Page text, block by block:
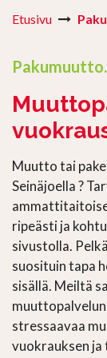
Etusivu
Muutto tai
Seinäjoella ?
ripeästi ja
sivustolla.
suosituin tapa
sisällä. Meiltä
stressaavaa
vuokrauksen